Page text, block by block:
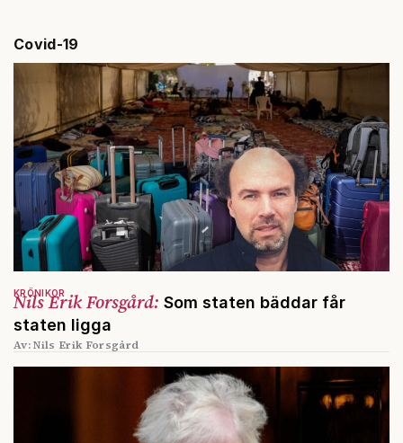
Covid-19
Nils Erik Forsgård: Som staten bäddar får
staten ligga
KRÖNIKOR
Av: Nils Erik Forsgård